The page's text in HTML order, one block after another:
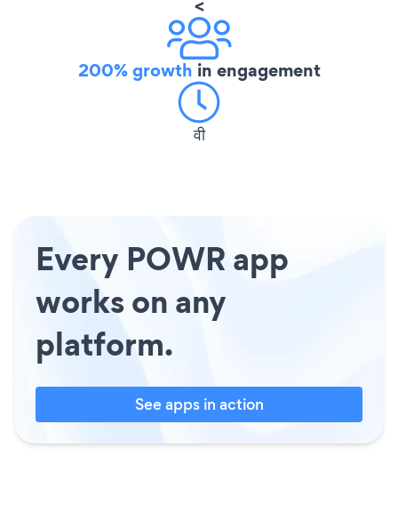
<
200% growth in engagement
वी
Every POWR app
works on any
platform.
See apps in action